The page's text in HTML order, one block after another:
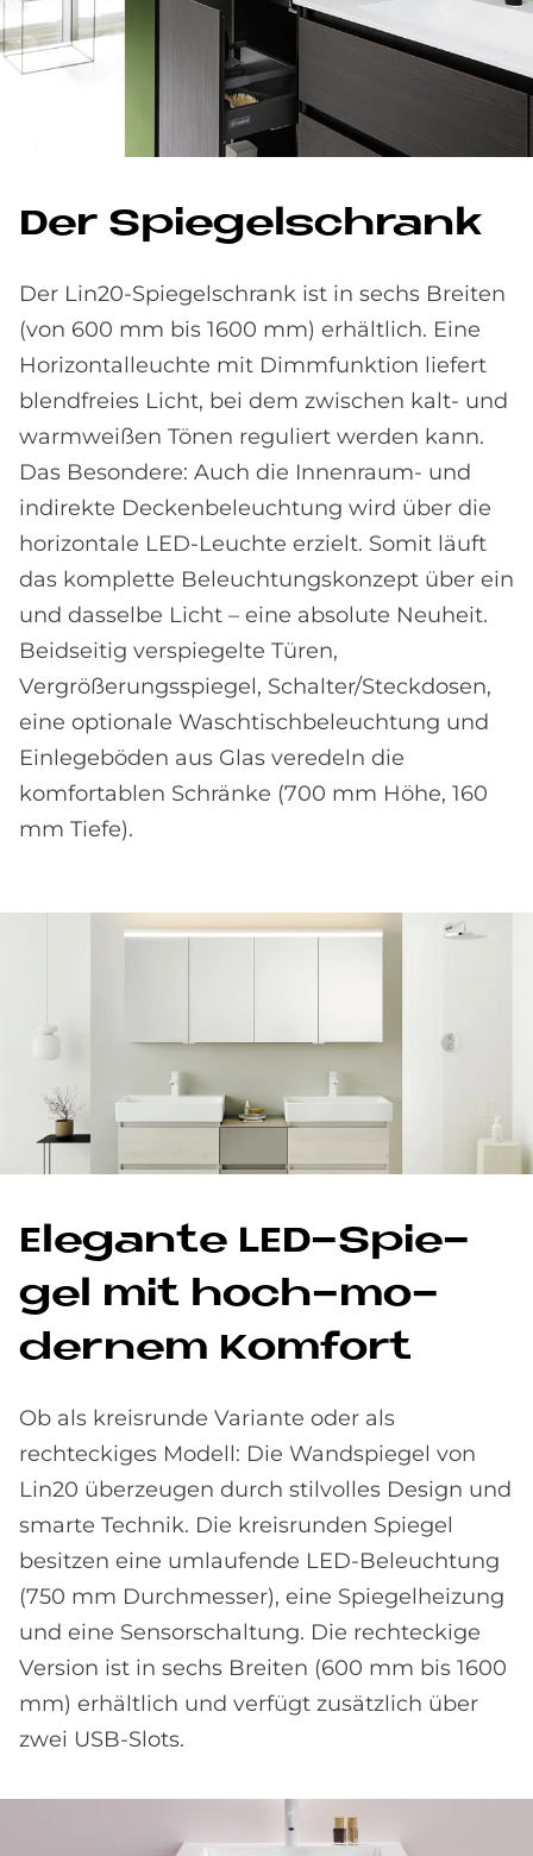
Der Spie­gel­schrank
Der Lin20-Spiegelschrank ist in sechs Breiten
(von 600 mm bis 1600 mm) erhältlich. Eine
Horizontalleuchte mit Dimmfunktion liefert
blendfreies Licht, bei dem zwischen kalt- und
warmweißen Tönen reguliert werden kann.
Das Besondere: Auch die Innenraum- und
indirekte Deckenbeleuchtung wird über die
horizontale LED-Leuchte erzielt. Somit läuft
das komplette Beleuchtungskonzept über ein
und dasselbe Licht – eine absolute Neuheit.
Beidseitig verspiegelte Türen,
Vergrößerungsspiegel, Schalter/Steckdosen,
eine optionale Waschtischbeleuchtung und
Einlegeböden aus Glas veredeln die
komfortablen Schränke (700 mm Höhe, 160
mm Tiefe).
Ele­gan­te LED-Spie­
gel mit hoch-mo­
der­nem Kom­fort
Ob als kreisrunde Variante oder als
rechteckiges Modell: Die Wandspiegel von
Lin20 überzeugen durch stilvolles Design und
smarte Technik. Die kreisrunden Spiegel
besitzen eine umlaufende LED-Beleuchtung
(750 mm Durchmesser), eine Spiegelheizung
und eine Sensorschaltung. Die rechteckige
Version ist in sechs Breiten (600 mm bis 1600
mm) erhältlich und verfügt zusätzlich über
zwei USB-Slots.